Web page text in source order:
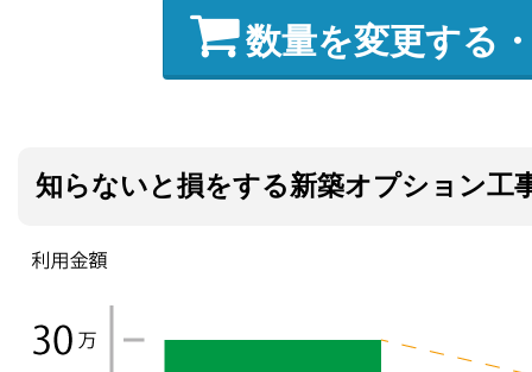
数量を変更する
知らないと損をする新築オプション工